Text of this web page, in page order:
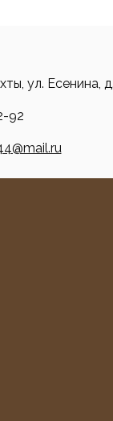
ул. Есенина,
92